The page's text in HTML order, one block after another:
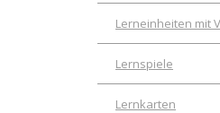
Lerneinheiten mit
Lernspiele
Lernkarten